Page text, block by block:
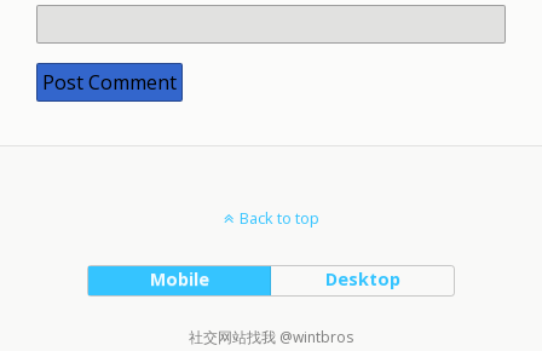
Back to top
Mobile Desktop
社交网站找我 @wintbros